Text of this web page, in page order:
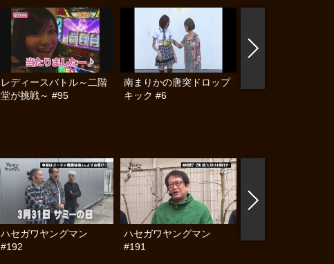
レディースバトル～二階
堂が挑戦～ #95
南まりかの唐突ドロップ
キック #6
ハセガワヤングマン
#192
ハセガワヤングマン
#191